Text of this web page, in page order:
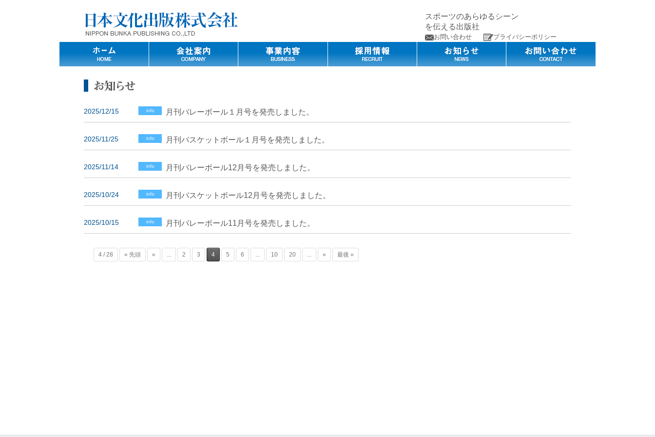
スポーツのあらゆるシーン
を伝える出版社
お問い合わせ プライバシーポリシー
2025/12/15 info 月刊バレーボール１月号を発売しました。
2025/11/25 info 月刊バスケットボール１月号を発売しました。
2025/11/14 info 月刊バレーボール12月号を発売しました。
2025/10/24 info 月刊バスケットボール12月号を発売しました。
2025/10/15 info 月刊バレーボール11月号を発売しました。
4 / 28 « 先頭 « ... 2 3 4 5 6 ... 10 20 ... » 最後 »